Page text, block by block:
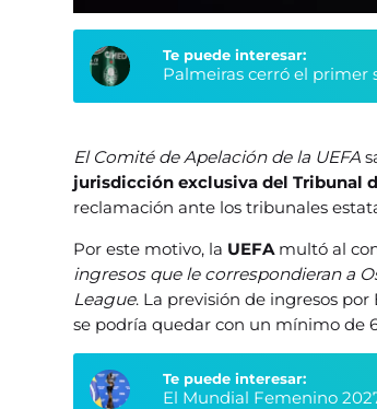
Te puede interesar:
Palmeiras cerró el primer
El Comité de Apelación de la UEFA
jurisdicción exclusiva del Tribunal
reclamación ante los tribunales
Por este motivo, la UEFA multó al
ingresos que le correspondieran a
League. La previsión de ingresos por
se podría quedar con un mínimo de
Te puede interesar:
El Mundial Femenino